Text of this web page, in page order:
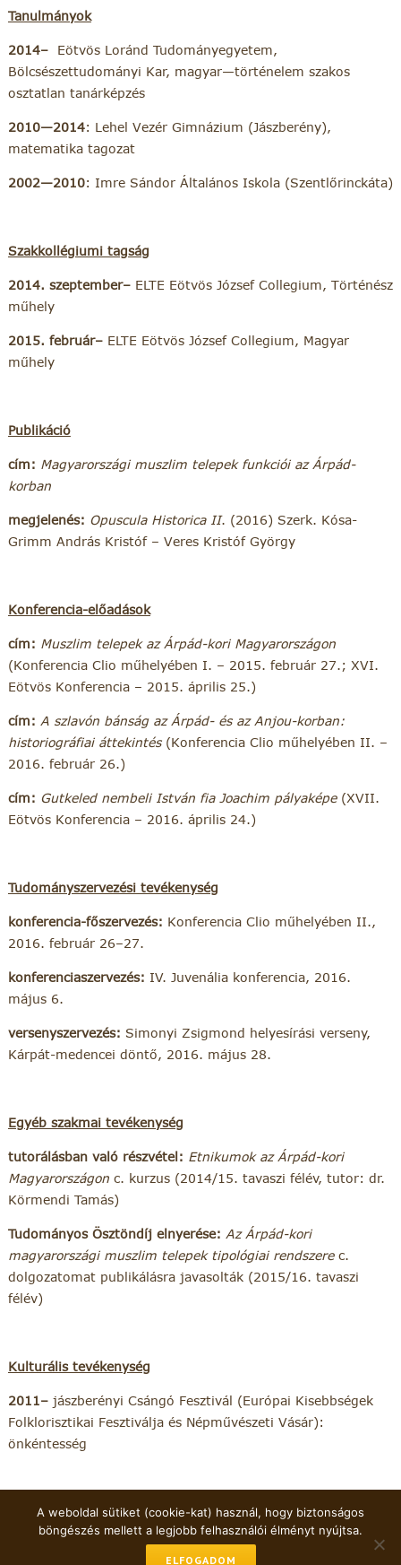
Tanulmányok
2014– Eötvös Loránd Tudományegyetem,
Bölcsészettudományi Kar, magyar—történelem szakos
osztatlan tanárképzés
2010—2014: Lehel Vezér Gimnázium (Jászberény),
matematika tagozat
2002—2010: Imre Sándor Általános Iskola (Szentlőrinckáta)
Szakkollégiumi tagság
2014. szeptember– ELTE Eötvös József Collegium, Történész
műhely
2015. február– ELTE Eötvös József Collegium, Magyar
műhely
Publikáció
cím: Magyarországi muszlim telepek funkciói az Árpád-
korban
megjelenés: Opuscula Historica II. (2016) Szerk. Kósa-
Grimm András Kristóf – Veres Kristóf György
Konferencia-előadások
cím: Muszlim telepek az Árpád-kori Magyarországon
(Konferencia Clio műhelyében I. – 2015. február 27.; XVI.
Eötvös Konferencia – 2015. április 25.)
cím: A szlavón bánság az Árpád- és az Anjou-korban:
historiográfiai áttekintés (Konferencia Clio műhelyében II. –
2016. február 26.)
cím: Gutkeled nembeli István fia Joachim pályaképe (XVII.
Eötvös Konferencia – 2016. április 24.)
Tudományszervezési tevékenység
konferencia-főszervezés: Konferencia Clio műhelyében II.,
2016. február 26–27.
konferenciaszervezés: IV. Juvenália konferencia, 2016.
május 6.
versenyszervezés: Simonyi Zsigmond helyesírási verseny,
Kárpát-medencei döntő, 2016. május 28.
Egyéb szakmai tevékenység
tutorálásban való részvétel: Etnikumok az Árpád-kori
Magyarországonc. kurzus (2014/15. tavaszi félév, tutor: dr.
Körmendi Tamás)
Tudományos Ösztöndíj elnyerése: Az Árpád-kori
magyarországi muszlim telepek tipológiai rendszerec.
dolgozatomat publikálásra javasolták (2015/16. tavaszi
félév)
Kulturális tevékenység
2011– jászberényi Csángó Fesztivál (Európai Kisebbségek
Folklorisztikai Fesztiválja és Népművészeti Vásár):
önkéntesség
A weboldal sütiket (cookie-kat) használ, hogy biztonságos
böngészés mellett a legjobb felhasználói élményt nyújtsa.
ELFOGADOM